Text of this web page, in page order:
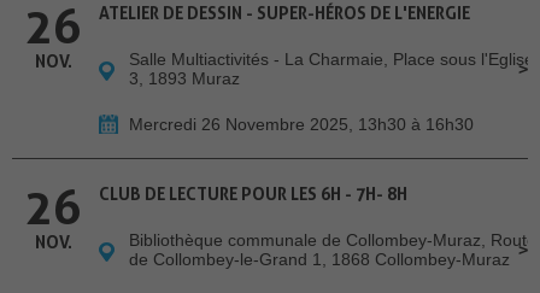
26
NOV.
ATELIER DE DESSIN - SUPER-HÉROS DE L'ENERGIE
Salle Multiactivités - La Charmaie, Place sous l'Eglise
3, 1893 Muraz
Mercredi 26 Novembre 2025, 13h30 à 16h30
26
NOV.
CLUB DE LECTURE POUR LES 6H - 7H- 8H
Bibliothèque communale de Collombey-Muraz, Route
de Collombey-le-Grand 1, 1868 Collombey-Muraz